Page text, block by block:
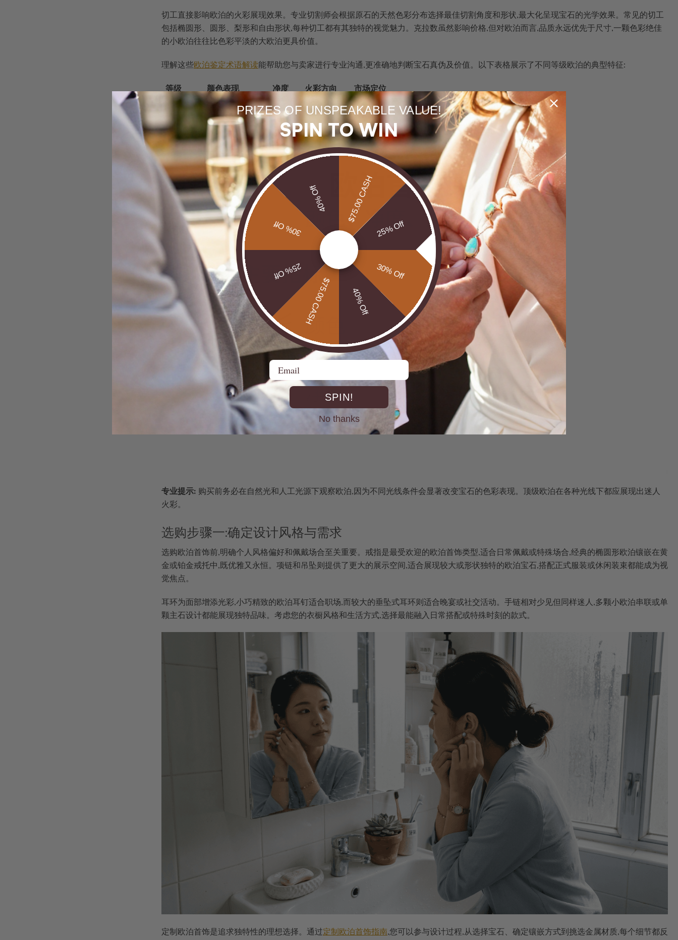
切工直接影响欧泊的火彩展现效果。专业切割师会根据原石的天然色彩分布选择最佳切割角度和形状,最大化呈现宝石的光学效果。常见的切工
包括椭圆形、圆形、梨形和自由形状,每种切工都有其独特的视觉魅力。克拉数虽然影响价格,但对欧泊而言,品质永远优先于尺寸,一颗色彩绝佳
的小欧泊往往比色彩平淡的大欧泊更具价值。
理解这些欧泊鉴定术语解读能帮助您与卖家进行专业沟通,更准确地判断宝石真伪及价值。以下表格展示了不同等级欧泊的典型特征:
等级 颜色表现 净度 火彩方向
市场定位
顶级
饱和红橙色,覆盖面广几乎无瑕
收藏级,价格最高
明亮多彩,以蓝绿为主轻微内含物 多角度显色高端市场主流
商业级 色彩较淡,覆盖面窄 可见瑕疵 单一方向 入门级选择
专业提示: 购买前务必在自然光和人工光源下观察欧泊,因为不同光线条件会显著改变宝石的色彩表现。顶级欧泊在各种光线下都应展现出迷人
火彩。
选购步骤一:确定设计风格与需求
选购欧泊首饰前,明确个人风格偏好和佩戴场合至关重要。戒指是最受欢迎的欧泊首饰类型,适合日常佩戴或特殊场合,经典的椭圆形欧泊镶嵌在黄
金或铂金戒托中,既优雅又永恒。项链和吊坠则提供了更大的展示空间,适合展现较大或形状独特的欧泊宝石,搭配正式服装或休闲装束都能成为视
觉焦点。
耳环为面部增添光彩,小巧精致的欧泊耳钉适合职场,而较大的垂坠式耳环则适合晚宴或社交活动。手链相对少见但同样迷人,多颗小欧泊串联或单
颗主石设计都能展现独特品味。考虑您的衣橱风格和生活方式,选择最能融入日常搭配或特殊时刻的款式。
定制欧泊首饰是追求独特性的理想选择。通过定制欧泊首饰指南,您可以参与设计过程,从选择宝石、确定镶嵌方式到挑选金属材质,每个细节都反
PRIZES OF UNSPEAKABLE VALUE!
SPIN TO WIN
$75.00 CASH
25% Off
30% Off
40% Off
$75.00 CASH
25% Off
30% Off
40% Off
Email
SPIN!
No thanks